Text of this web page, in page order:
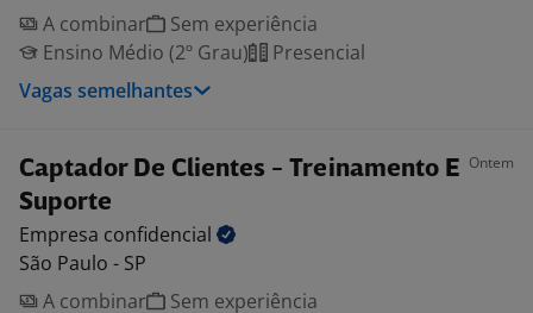
A combinar
Sem experiência
Ensino Médio (2º Grau)
Presencial
Vagas semelhantes
Captador De Clientes - Treinamento E
Suporte
Ontem
Empresa confidencial
São Paulo - SP
A combinar
Sem experiência